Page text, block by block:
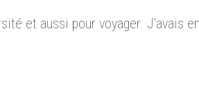
et aussi pour voyager. J’avais